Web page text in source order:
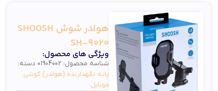
هولدر شوش SHOOSH
SH-9020
ویژگی های محصول:
شناسه محصول: 01904002 دسته:
پایه نگهدارنده (هولدر) گوشی
موبایل